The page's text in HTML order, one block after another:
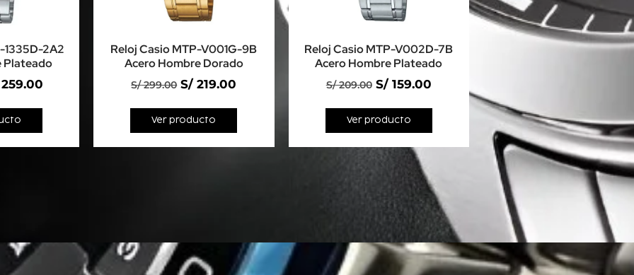
1335D-2A2
Plateado
Reloj Casio MTP-V001G-9B
Acero Hombre Dorado
S/299.00 S/ 219.00
Ver producto
Reloj Casio MTP-V002D-7B
Acero Hombre Plateado
S/209.00 S/159.00
Ver producto